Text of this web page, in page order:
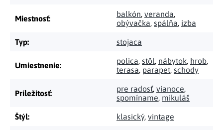
Miestnosť: balkón, veranda,
obývačka, spálňa, izba
Typ: stojaca
Umiestnenie: polica, stôl, nábytok, hrob,
terasa, parapet, schody
Príležitosť: pre radosť, vianoce,
spomíname, mikuláš
Štýl: klasický, vintage